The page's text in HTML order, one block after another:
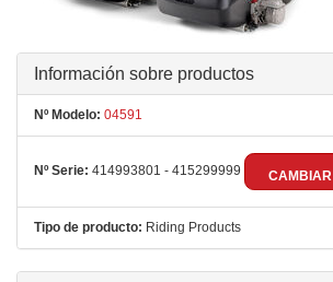
Información sobre productos
Nº Modelo: 04591
Nº Serie: 414993801 - 415299999 CAMBIAR
Tipo de producto: Riding Products